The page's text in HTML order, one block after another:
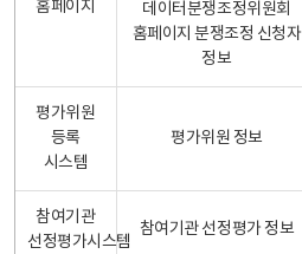
홈페이지
데이터분쟁조정위원회
홈페이지 분쟁조정 신청자
정보
평가위원
등록
시스템
평가위원 정보
참여기관
선정평가시스템
참여기관 선정평가 정보